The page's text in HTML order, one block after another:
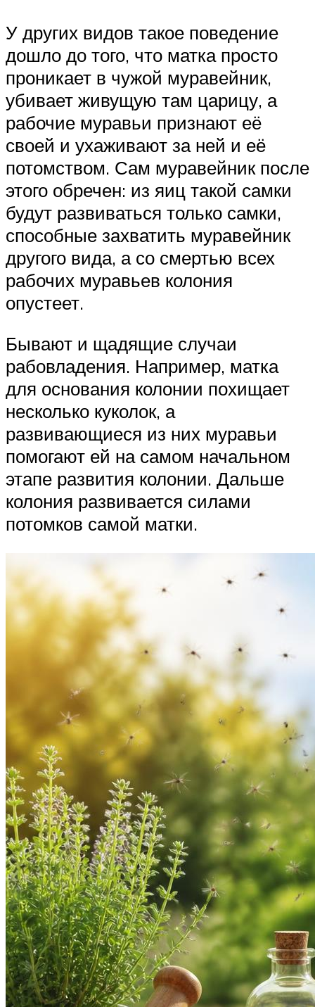
У других видов такое поведение
дошло до того, что матка просто
проникает в чужой муравейник,
убивает живущую там царицу, а
рабочие муравьи признают её
своей и ухаживают за ней и её
потомством. Сам муравейник после
этого обречен: из яиц такой самки
будут развиваться только самки,
способные захватить муравейник
другого вида, а со смертью всех
рабочих муравьев колония
опустеет.
Бывают и щадящие случаи
рабовладения. Например, матка
для основания колонии похищает
несколько куколок, а
развивающиеся из них муравьи
помогают ей на самом начальном
этапе развития колонии. Дальше
колония развивается силами
потомков самой матки.